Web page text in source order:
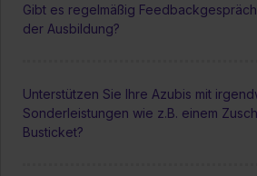
Gibt es regelmäßig
der Ausbildung?
Unterstützen Sie Ihre Azubis mit
Sonderleistungen wie z.B. einem
Busticket?